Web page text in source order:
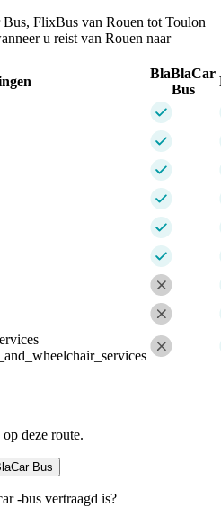
FlixBus van Rouen tot Toulon
u reist van Rouen naar
BlaBlaCar
Bus
deze route.
Bus
-bus vertraagd is?